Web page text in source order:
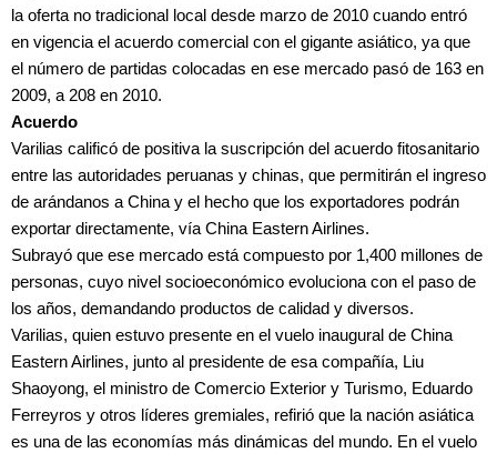
la oferta no tradicional local desde marzo de 2010 cuando entró
en vigencia el acuerdo comercial con el gigante asiático, ya que
el número de partidas colocadas en ese mercado pasó de 163 en
2009, a 208 en 2010.
Acuerdo
Varilias calificó de positiva la suscripción del acuerdo fitosanitario
entre las autoridades peruanas y chinas, que permitirán el ingreso
de arándanos a China y el hecho que los exportadores podrán
exportar directamente, vía China Eastern Airlines.
Subrayó que ese mercado está compuesto por 1,400 millones de
personas, cuyo nivel socioeconómico evoluciona con el paso de
los años, demandando productos de calidad y diversos.
Varilias, quien estuvo presente en el vuelo inaugural de China
Eastern Airlines, junto al presidente de esa compañía, Liu
Shaoyong, el ministro de Comercio Exterior y Turismo, Eduardo
Ferreyros y otros líderes gremiales, refirió que la nación asiática
es una de las economías más dinámicas del mundo. En el vuelo